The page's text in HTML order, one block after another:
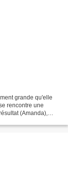
grande qu'elle
rencontre une
(Amanda),